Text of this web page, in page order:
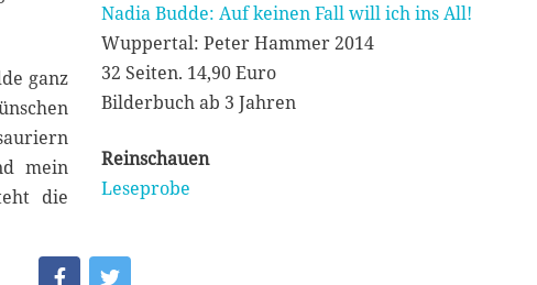
ganz
mein
die
Nadia Budde: Auf keinen Fall will ich ins All!
Wuppertal: Peter Hammer 2014
32 Seiten. 14,90 Euro
Bilderbuch ab 3 Jahren
Reinschauen
Leseprobe